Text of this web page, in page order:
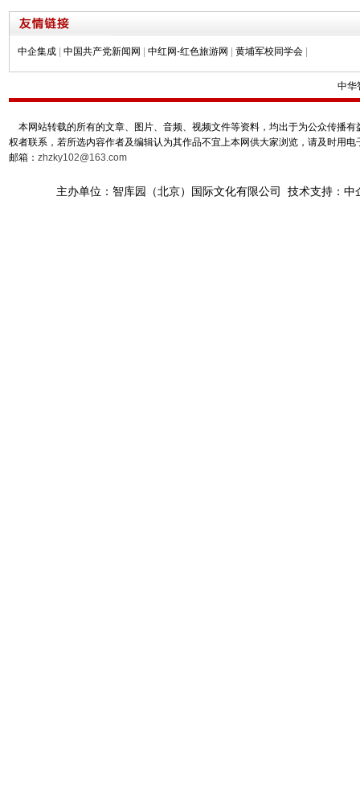
中企集成 中国共产党新闻网 中红网-红色旅游网 黄埔军校同学会
中华
本网站转载的所有的文章、图片、音频、视频文件等资料，均出于为公众传播
权者联系，若所选内容作者及编辑认为其作品不宜上本网供大家浏览，请及时用
邮箱： zhzky102@163.com
主办单位：智库园（北京）国际文化有限公司 技术支持：